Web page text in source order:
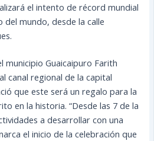
el intento de récord mundial
mundo, desde la calle
municipio Guaicaipuro Farith
canal regional de la capital
que este será un regalo para la
en la historia. “Desde las 7 de la
a desarrollar con una
el inicio de la celebración que